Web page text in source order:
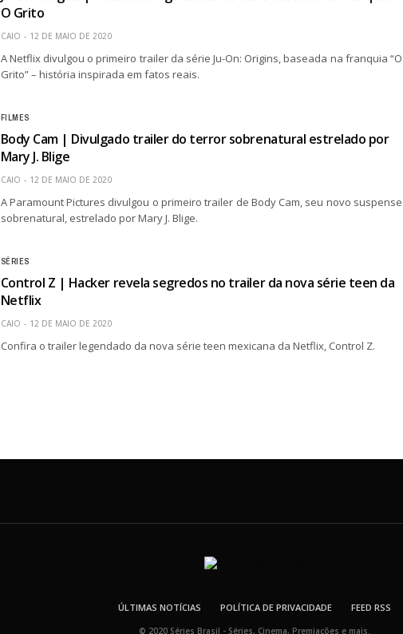
O Grito
CAIO 12 DE MAIO DE 2020
A Netflix divulgou o primeiro trailer da série Ju-On: Origins, baseada na franquia “O
Grito” – história inspirada em fatos reais.
FILMES
Body Cam | Divulgado trailer do terror sobrenatural estrelado por
Mary J. Blige
CAIO 12 DE MAIO DE 2020
A Paramount Pictures divulgou o primeiro trailer de Body Cam, seu novo suspense
sobrenatural, estrelado por Mary J. Blige.
SÉRIES
Control Z | Hacker revela segredos no trailer da nova série teen da
Netflix
CAIO 12 DE MAIO DE 2020
Confira o trailer legendado da nova série teen mexicana da Netflix, Control Z.
ÚLTIMAS NOTÍCIAS POLÍTICA DE PRIVACIDADE FEED RSS
© 2020 Séries Brasil - Séries, Cinema, Premiações e mais.